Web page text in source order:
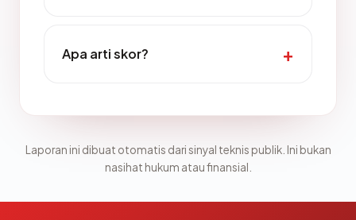
Apa arti skor?
Laporan ini dibuat otomatis dari sinyal teknis publik. Ini bukan
nasihat hukum atau finansial.